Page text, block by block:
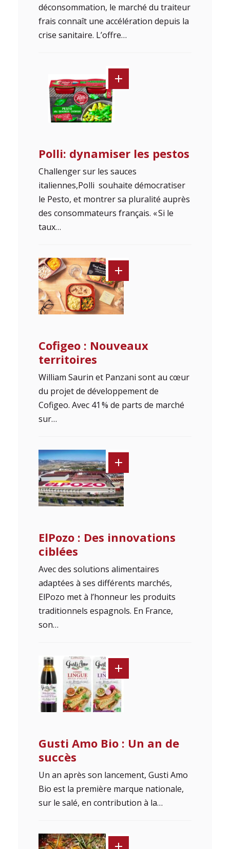
déconsommation, le marché du traiteur
frais connaît une accélération depuis la
crise sanitaire. L’offre…
Polli: dynamiser les pestos
Challenger sur les sauces
italiennes,Polli souhaite démocratiser
le Pesto, et montrer sa pluralité auprès
des consommateurs français. « Si le
taux…
Cofigeo : Nouveaux
territoires
William Saurin et Panzani sont au cœur
du projet de développement de
Cofigeo. Avec 41 % de parts de marché
sur…
ElPozo : Des innovations
ciblées
Avec des solutions alimentaires
adaptées à ses différents marchés,
ElPozo met à l’honneur les produits
traditionnels espagnols. En France,
son…
Gusti Amo Bio : Un an de
succès
Un an après son lancement, Gusti Amo
Bio est la première marque nationale,
sur le salé, en contribution à la…